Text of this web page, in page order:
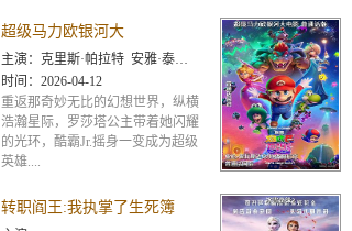
超级马力欧银河大
主演： 克里斯·帕拉特 安雅·泰勒-乔伊 查理·戴 杰克·布莱克 布丽·拉尔森 唐纳德·格洛弗 本·萨弗迪
时间： 2026-04-12
重返那奇妙无比的幻想世界，纵横
浩瀚星际，罗莎塔公主带着她闪耀
的光环，酷霸Jr.摇身一变成为超级
英雄....
转职阎王:我执掌了生死簿